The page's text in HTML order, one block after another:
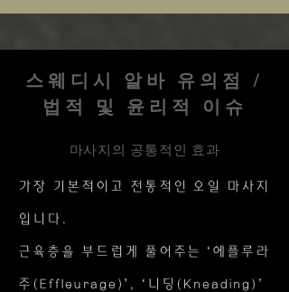
스웨디시 알바 유의점 /
법적 및 윤리적 이슈
마사지의 공통적인 효과
가장 기본적이고 전통적인 오일 마사지
입니다.
근육층을 부드럽게 풀어주는 ‘에플루라
주(Effleurage)’, ‘니딩(Kneading)’